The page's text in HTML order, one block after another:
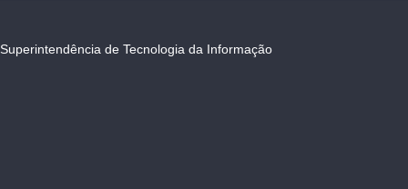
Superintendência de Tecnologia da Informação